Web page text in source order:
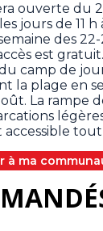
ouverte du
jours de 11 h
des
est
camp de
la plage en
La rampe
tout
à ma